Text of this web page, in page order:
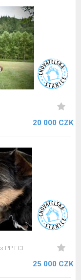
20 000 CZK
s PP FCI
25 000 CZK